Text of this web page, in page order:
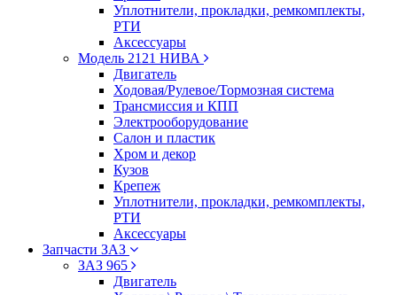
Уплотнители, прокладки, ремкомплекты,
РТИ
Аксессуары
Модель 2121 НИВА
Двигатель
Ходовая/Рулевое/Тормозная система
Трансмиссия и КПП
Электрооборудование
Салон и пластик
Хром и декор
Кузов
Крепеж
Уплотнители, прокладки, ремкомплекты,
РТИ
Аксессуары
Запчасти ЗАЗ
ЗАЗ 965
Двигатель